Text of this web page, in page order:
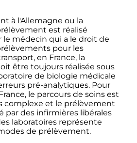
à l'Allemagne ou la
est réalisé
médecin qui a le droit de
pour les
en France, la
être toujours réalisée sous
de biologie médicale
pré-analytiques. Pour
le parcours de soins est
complexe et le prélèvement
par des infirmières libérales
laboratoires représente
de prélèvement.